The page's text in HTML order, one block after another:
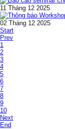
11 Tháng 12 2025
02 Tháng 12 2025
Start
Prev
1
2
3
4
5
6
7
8
9
10
Next
End